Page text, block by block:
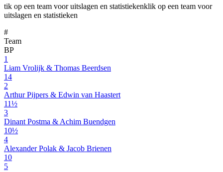
tik op een team voor uitslagen en statistiekenklik op een team voor
uitslagen en statistieken
#
Team
BP
1
Liam Vrolijk & Thomas Beerdsen
14
2
Arthur Pijpers & Edwin van Haastert
11½
3
Dinant Postma & Achim Buendgen
10½
4
Alexander Polak & Jacob Brienen
10
5